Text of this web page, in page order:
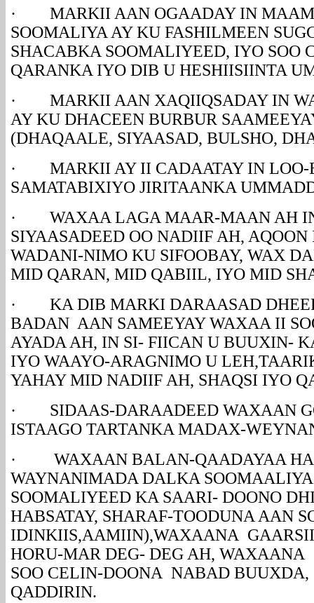
· MARKII AAN OGAADAY IN
SOOMALIYA AY KU FASHILMEEN
SHACABKA SOOMALIYEED, IYO SOO
QARANKA IYO DIB U HESHIISIINTA
· MARKII AAN XAQIIQSADAY IN
AY KU DHACEEN BURBUR
(DHAQAALE, SIYAASAD, BULSHO,
· MARKII AY II CADAATAY IN LOO-
SAMATABIXIYO JIRITAANKA
· WAXAA LAGA MAAR-MAAN AH
SIYAASADEED OO NADIIF AH,
WADANI-NIMO KU SIFOOBAY, WAX
MID QARAN, MID QABIIL, IYO MID
· KA DIB MARKI DARAASAD
BADAN AAN SAMEEYAY WAXAA II
AYADA AH, IN SI- FIICAN U BUUXIN-
IYO WAAYO-ARAGNIMO U
YAHAY MID NADIIF AH, SHAQSI IYO
· SIDAAS-DARAADEED WAXAAN
ISTAAGO TARTANKA MADAX-
· WAXAAN BALAN-QAADAYAA
WAYNANIMADA DALKA
SOOMALIYEED KA SAARI- DOONO
HABSATAY, SHARAF-TOODUNA AAN
IDINKIIS,AAMIIN),WAXAANA
HORU-MAR DEG- DEG AH,
SOO CELIN-DOONA NABAD
QADDIRIN.